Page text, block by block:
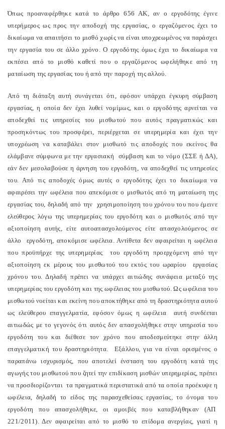
Όπως προαναφέρθηκε κατά το άρθρο 656 ΑΚ, αν ο εργοδότης έγινε
υπερήμερος ως προς την αποδοχή της εργασίας, ο εργαζόμενος έχει το
δικαίωμα να απαιτήσει το μισθό χωρίς να είναι υποχρεωμένος να παράσχει
την εργασία του σε άλλο χρόνο. Ο εργοδότης όμως έχει το δικαίωμα να
εκπέσει από το μισθό καθετί που ο εργαζόμενος ωφελήθηκε από τη
ματαίωση της εργασίας του ή από την παροχή της αλλού.
Από τη διάταξη αυτή συνάγεται ότι, εφόσον υπάρχει έγκυρη σύμβαση
εργασίας, η οποία δεν έχει λυθεί νομίμως, και ο εργοδότης αρνείται να
αποδεχθεί τις υπηρεσίες του μισθωτού που αυτός πραγματικώς και
προσηκόντως του προσφέρει, περιέρχεται σε υπερημερία και έχει την
υποχρέωση να καταβάλει στον μισθωτό τις αποδοχές που εκείνος θα
ελάμβανε σύμφωνα με την εργασιακή σύμβαση και το νόμο (ΣΣΕ ή ΔΑ),
εάν δεν μεσολαβούσε η άρνηση του εργοδότη, να αποδεχθεί τις υπηρεσίες
του. Από τις αποδοχές όμως αυτές ο εργοδότης έχει το δικαίωμα να
αφαιρέσει την ωφέλεια που απεκόμισε ο μισθωτός από τη ματαίωση της
εργασίας του, δηλαδή από την χρησιμοποίηση του χρόνου του που έμεινε
ελεύθερος λόγω της υπερημερίας του εργοδότη και ο μισθωτός από την
αξιοποίηση αυτής, είτε αυτοαπασχολούμενος είτε απασχολούμενος σε
άλλο εργοδότη, αποκόμισε ωφέλεια. Αντίθετα δεν αφαιρείται η ωφέλεια
που προϋπήρχε της υπερημερίας του εργοδότη προερχόμενη από την
αξιοποίηση εκ μέρους του μισθωτού του εκτός του ωραρίου εργασίας
χρόνου του. Δηλαδή πρέπει να υπάρχει αιτιώδης συνάφεια μεταξύ της
υπερημερίας του εργοδότη και της ωφέλειας του μισθωτού. Ως ωφέλεια του
μισθωτού νοείται και εκείνη που αποκτήθηκε από τη δραστηριότητα αυτού
ως ελεύθερου επαγγελματία, εφόσον όμως η ωφέλεια αυτή συνδέεται
αιτιωδώς με το γεγονός ότι αυτός δεν απασχολήθηκε στην υπηρεσία του
εργοδότη του και διέθεσε τον χρόνο που αποδεσμεύτηκε στην άλλη
επαγγελματική του δραστηριότητα. Εξάλλου, για να είναι ορισμένος ο
παραπάνω ισχυρισμός, που αποτελεί ένσταση του εργοδότη κατά της
αγωγής του μισθωτού που ζητεί την επιδίκαση μισθών υπερημερίας, πρέπει
να προσδιορίζονται τα πραγματικά περιστατικά από τα οποία προέκυψε η
ωφέλεια, δηλαδή το είδος της παρασχεθείσας εργασίας, το όνομα του
εργοδότη που απασχολήθηκε, οι αμοιβές που καταβλήθηκαν (ΑΠ
221/2011). Δεν αφαιρείται από το μισθό το επίδομα ανεργίας, γιατί η